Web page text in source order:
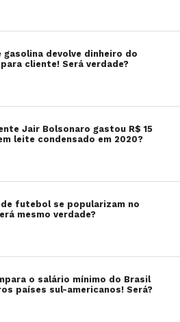
gasolina devolve dinheiro do
cliente! Será verdade?
Jair Bolsonaro gastou R$ 15
leite condensado em 2020?
futebol se popularizam no
mesmo verdade?
o salário mínimo do Brasil
países sul-americanos! Será?